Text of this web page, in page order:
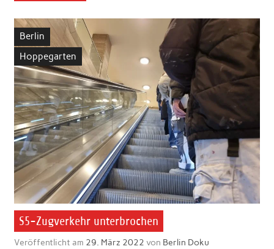
Berlin
Hoppegarten
S5-Zugverkehr unterbrochen
Veröffentlicht am 29. März 2022 von Berlin Doku